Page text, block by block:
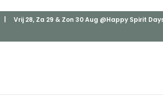
| Vrij 28, Za 29 & Zon 30 Aug @Happy Spirit